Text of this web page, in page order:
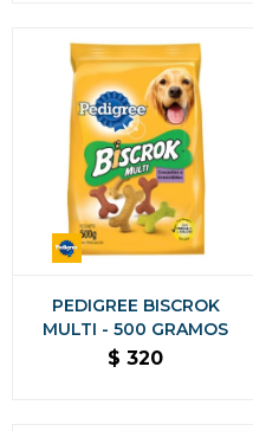
PEDIGREE BISCROK
MULTI - 500 GRAMOS
$ 320